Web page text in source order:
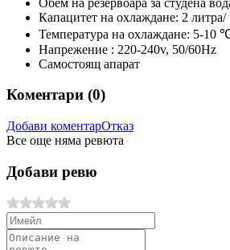
Капацитет на охлаждане: 2 литра/
Температура на охлаждане: 5-10
Напрежение : 220-240v, 50/60Hz
Самостоящ апарат
Коментари (0)
Добави коментарОтказ
Все още няма ревюта
Добави ревю